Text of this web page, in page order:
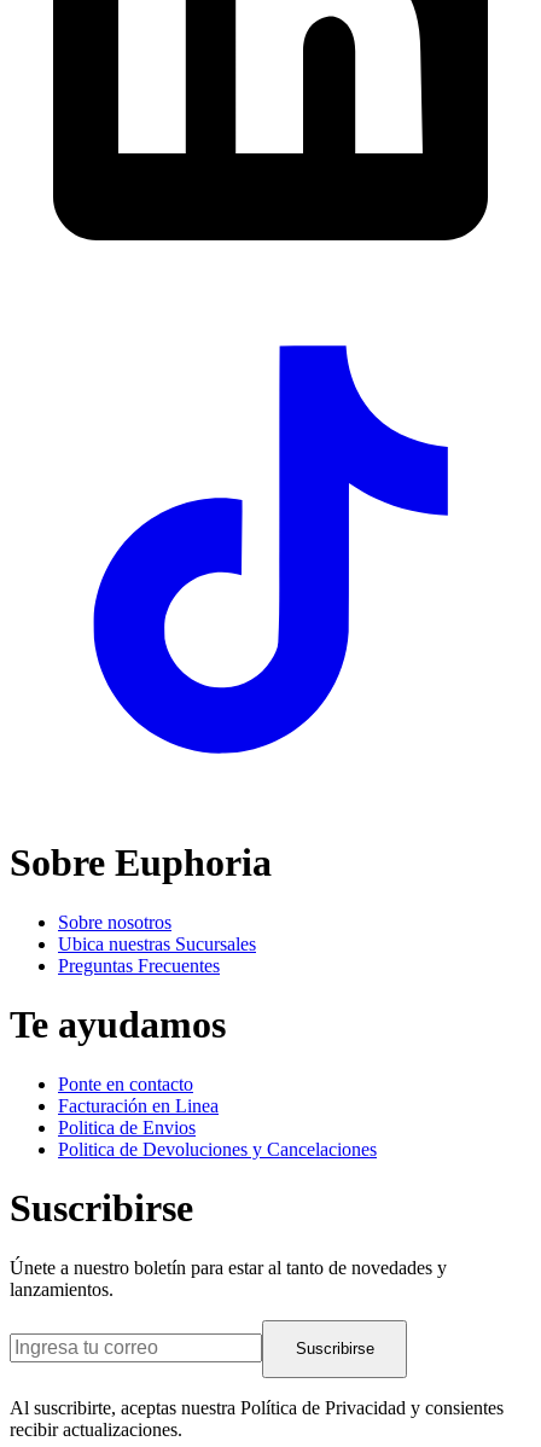
Sobre Euphoria
Sobre nosotros
Ubica nuestras Sucursales
Preguntas Frecuentes
Te ayudamos
Ponte en contacto
Facturación en Linea
Politica de Envios
Politica de Devoluciones y Cancelaciones
Suscribirse
Únete a nuestro boletín para estar al tanto de novedades y
lanzamientos.
Suscribirse
Al suscribirte, aceptas nuestra Política de Privacidad y consientes
recibir actualizaciones.